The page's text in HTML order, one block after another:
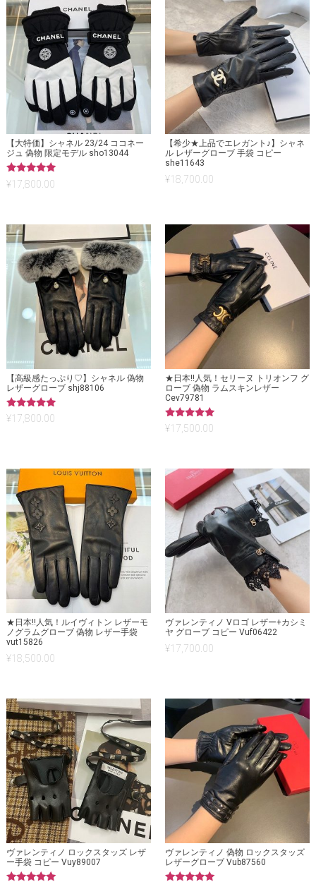
【大特価】シャネル 23/24 ココネー
ジュ 偽物 限定モデル sho13044
5段階中
5.00
¥17,800.00
【希少★上品でエレガント♪】シャネ
ル レザーグローブ 手袋 コピー
she11643
¥18,700.00
【高級感たっぷり♡】シャネル 偽物
レザーグローブ shj88106
5段階中
5.00
¥17,800.00
★日本!!人気！セリーヌ トリオンフ グ
ローブ 偽物 ラムスキンレザー
Cev79781
5段階中
5.00
¥17,500.00
★日本!!人気！ルイヴィトン レザーモ
ノグラムグローブ 偽物 レザー手袋
vut15826
¥18,500.00
ヴァレンティノ Vロゴ レザー+カシミ
ヤ グローブ コピー Vuf06422
¥17,700.00
ヴァレンティノ ロックスタッズ レザ
ー手袋 コピー Vuy89007
ヴァレンティノ 偽物 ロックスタッズ
レザーグローブ Vub87560